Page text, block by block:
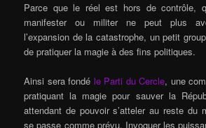
Parce que le réel est hors de contrôle,
manifester ou militer ne peut plus
l’expansion de la catastrophe, un petit
de pratiquer la magie à des fins politiques.
Ainsi sera fondé le Parti du Cercle, une
pratiquant la magie pour sauver la
attendant de pouvoir s’atteler au reste du
se passe comme prévu. Invoquer les